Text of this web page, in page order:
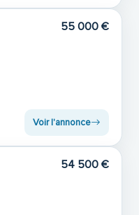
55 000 €
Voir l'annonce
54 500 €